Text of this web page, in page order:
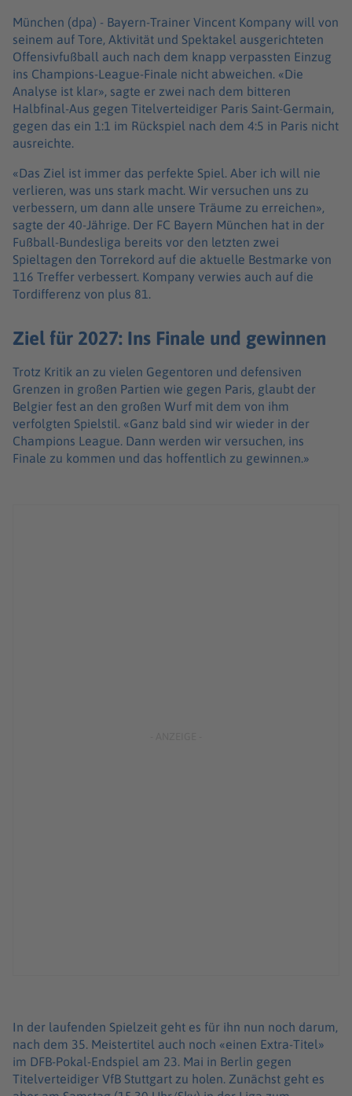
München (dpa) - Bayern-Trainer Vincent Kompany will von
seinem auf Tore, Aktivität und Spektakel ausgerichteten
Offensivfußball auch nach dem knapp verpassten Einzug
ins Champions-League-Finale nicht abweichen. «Die
Analyse ist klar», sagte er zwei nach dem bitteren
Halbfinal-Aus gegen Titelverteidiger Paris Saint-Germain,
gegen das ein 1:1 im Rückspiel nach dem 4:5 in Paris nicht
ausreichte.
«Das Ziel ist immer das perfekte Spiel. Aber ich will nie
verlieren, was uns stark macht. Wir versuchen uns zu
verbessern, um dann alle unsere Träume zu erreichen»,
sagte der 40-Jährige. Der FC Bayern München hat in der
Fußball-Bundesliga bereits vor den letzten zwei
Spieltagen den Torrekord auf die aktuelle Bestmarke von
116 Treffer verbessert. Kompany verwies auch auf die
Tordifferenz von plus 81.
Ziel für 2027: Ins Finale und gewinnen
Trotz Kritik an zu vielen Gegentoren und defensiven
Grenzen in großen Partien wie gegen Paris, glaubt der
Belgier fest an den großen Wurf mit dem von ihm
verfolgten Spielstil. «Ganz bald sind wir wieder in der
Champions League. Dann werden wir versuchen, ins
Finale zu kommen und das hoffentlich zu gewinnen.»
In der laufenden Spielzeit geht es für ihn nun noch darum,
nach dem 35. Meistertitel auch noch «einen Extra-Titel»
im DFB-Pokal-Endspiel am 23. Mai in Berlin gegen
Titelverteidiger VfB Stuttgart zu holen. Zunächst geht es